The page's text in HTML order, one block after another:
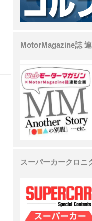
MotorMagazine誌
スーパーカークロニ